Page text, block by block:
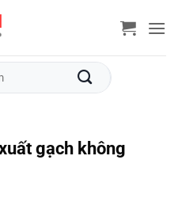
gạch không